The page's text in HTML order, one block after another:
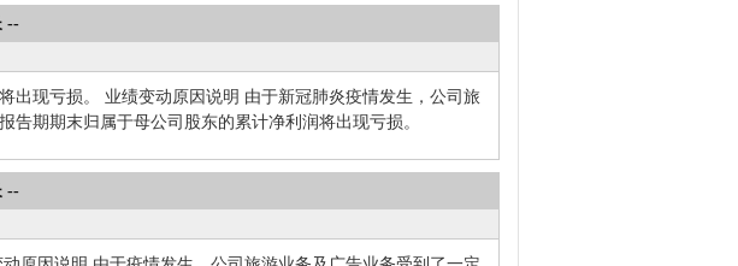
--
出现亏损。 业绩变动原因说明 由于新冠肺炎疫情发生，公司旅
期期末归属于母公司股东的累计净利润将出现亏损。
--